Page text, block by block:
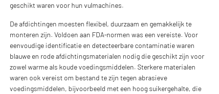
geschikt waren voor hun vulmachines.
De afdichtingen moesten flexibel, duurzaam en gemakkelijk te
monteren zijn. Voldoen aan FDA-normen was een vereiste. Voor
eenvoudige identificatie en detecteerbare contaminatie waren
blauwe en rode afdichtingsmaterialen nodig die geschikt zijn voor
zowel warme als koude voedingsmiddelen. Sterkere materialen
waren ook vereist om bestand te zijn tegen abrasieve
voedingsmiddelen, bijvoorbeeld met een hoog suikergehalte, die